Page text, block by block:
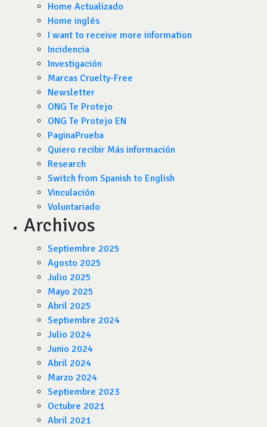
Home Actualizado
Home inglés
I want to receive more information
Incidencia
Investigación
Marcas Cruelty-Free
Newsletter
ONG Te Protejo
ONG Te Protejo EN
PaginaPrueba
Quiero recibir Más información
Research
Switch from Spanish to English
Vinculación
Voluntariado
Archivos
Septiembre 2025
Agosto 2025
Julio 2025
Mayo 2025
Abril 2025
Septiembre 2024
Julio 2024
Junio 2024
Abril 2024
Marzo 2024
Septiembre 2023
Octubre 2021
Abril 2021